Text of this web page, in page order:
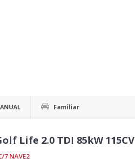
Familiar
Life 2.0 TDI 85kW 115CV
7 NAVE2